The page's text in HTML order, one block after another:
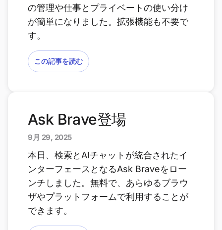
の管理や仕事とプライベートの使い分け
が簡単になりました。拡張機能も不要で
す。
この記事を読む
Ask Brave登場
9月 29, 2025
本日、検索とAIチャットが統合されたイ
ンターフェースとなるAsk Braveをロー
ンチしました。無料で、あらゆるブラウ
ザやプラットフォームで利用することが
できます。